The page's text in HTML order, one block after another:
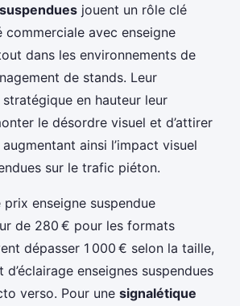
jouent un rôle clé
commerciale avec enseigne
dans les environnements de
de stands. Leur
en hauteur leur
le désordre visuel et d’attirer
ainsi l’impact visuel
sur le trafic piéton.
prix enseigne suspendue
de 280 € pour les formats
dépasser 1 000 € selon la taille,
d’éclairage enseignes suspendues
verso. Pour une signalétique